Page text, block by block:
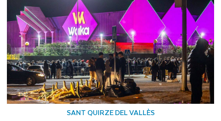
SANT QUIRZE DEL VALLÈS